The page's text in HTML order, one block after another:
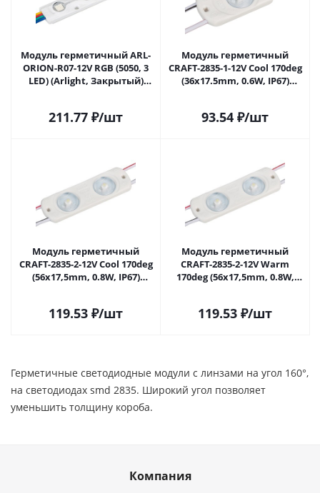
Модуль герметичный ARL-
ORION-R07-12V RGB (5050, 3
LED) (Arlight, Закрытый)
211.77 ₽/шт
Модуль герметичный
CRAFT-2835-1-12V Cool 170deg
(36x17.5mm, 0.6W, IP67)
93.54 ₽/шт
Модуль герметичный
CRAFT-2835-2-12V Cool 170deg
(56х17,5mm, 0.8W, IP67)
119.53 ₽/шт
Модуль герметичный
CRAFT-2835-2-12V Warm
170deg (56х17,5mm, 0.8W,
119.53 ₽/шт
Герметичные светодиодные модули с линзами на угол 160°,
на светодиодах smd 2835. Широкий угол позволяет
уменьшить толщину короба.
Компания